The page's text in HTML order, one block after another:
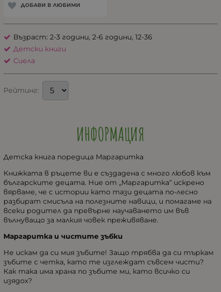
ДОБАВИ В ЛЮБИМИ
Възраст: 2-3 години, 2-6 години, 12-36
Детски книги
Сиела
Рейтинг:
ИНФОРМАЦИЯ
Детска книга поредица Маргаритка
Книжката в ръцете ви е създадена с много любов към
българските децата. Ние от „Маргаритка“ искрено
вярваме, че с истории като тази децата по-лесно
разбират смисъла на полезните навици, и помагаме на
всеки родител да превърне научаването им във
вълнуващо за малкия човек преживяване.
Маргаритка и чистите зъбки
Не искам да си мия зъбите! Защо трябва да си търкам
зъбите с четка, като те изглеждат съвсем чисти?
Как така има храна по зъбите ми, като всичко си
изядох?